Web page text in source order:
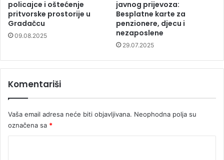
policajce i oštećenje
pritvorske prostorije u
Gradačcu
09.08.2025
javnog prijevoza:
Besplatne karte za
penzionere, djecu i
nezaposlene
29.07.2025
Komentariši
Vaša email adresa neće biti objavljivana. Neophodna polja su
označena sa *